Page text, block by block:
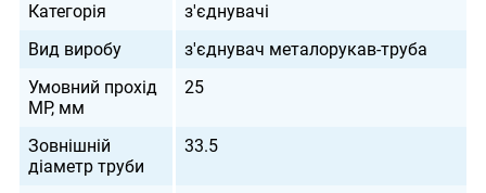
Категорія
з'єднувачі
Вид виробу
з'єднувач металорукав-труба
Умовний прохід
МР, мм
25
Зовнішній
діаметр труби
33.5